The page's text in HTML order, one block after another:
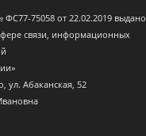
ФС77-75058 от 22.02.2019 выдано
связи, информационных
ул. Абаканская, 52